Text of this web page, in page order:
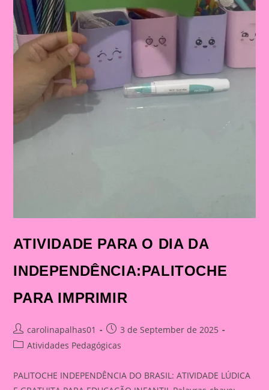
ATIVIDADE PARA O DIA DA
INDEPENDÊNCIA:PALITOCHE
PARA IMPRIMIR
Post
author:
carolinapalhas01
Post
published:
3 de September de 2025
PostAtividades Pedagógicas
PALITOCHE INDEPENDÊNCIA DO BRASIL: ATIVIDADE LÚDICA